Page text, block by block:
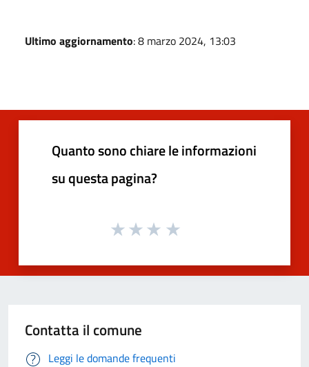
Ultimo aggiornamento: 8 marzo 2024, 13:03
Quanto sono chiare le informazioni
su questa pagina?
Contatta il comune
Leggi le domande frequenti